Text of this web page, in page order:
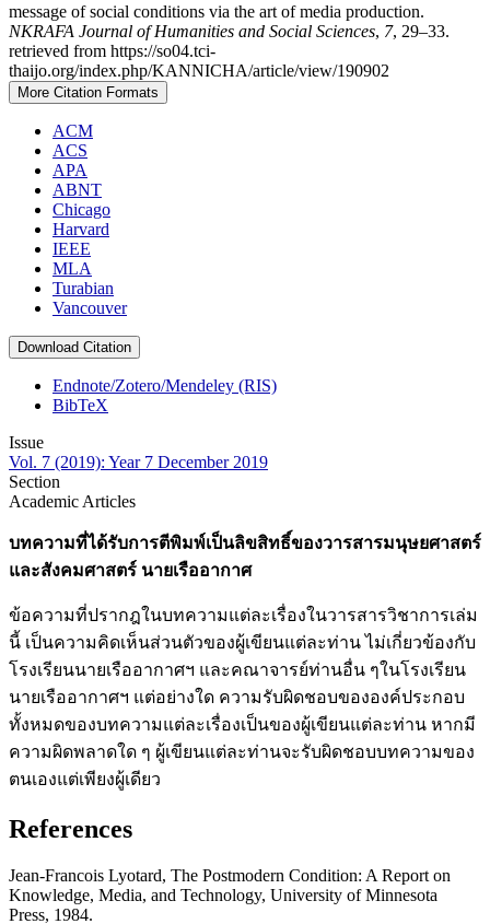
message of social conditions via the art of media production.
NKRAFA Journal of Humanities and Social Sciences, 7, 29–33.
retrieved from https://so04.tci-
thaijo.org/index.php/KANNICHA/article/view/190902
More Citation Formats
ACM
ACS
APA
ABNT
Chicago
Harvard
IEEE
MLA
Turabian
Vancouver
Download Citation
Endnote/Zotero/Mendeley (RIS)
BibTeX
Issue
Vol. 7 (2019): Year 7 December 2019
Section
Academic Articles
บทความที่ได้รับการตีพิมพ์เป็นลิขสิทธิ์ของวารสารมนุษยศาสตร์
และสังคมศาสตร์ นายเรืออากาศ
ข้อความที่ปรากฎในบทความแต่ละเรื่องในวารสารวิชาการเล่ม
นี้ เป็นความคิดเห็นส่วนตัวของผู้เขียนแต่ละท่าน ไม่เกี่ยวข้องกับ
โรงเรียนนายเรืออากาศฯ และคณาจารย์ท่านอื่น ๆในโรงเรียน
นายเรืออากาศฯ แต่อย่างใด ความรับผิดชอบขององค์ประกอบ
ทั้งหมดของบทความแต่ละเรื่องเป็นของผู้เขียนแต่ละท่าน หากมี
ความผิดพลาดใด ๆ ผู้เขียนแต่ละท่านจะรับผิดชอบบทความของ
ตนเองแต่เพียงผู้เดียว
References
Jean-Francois Lyotard, The Postmodern Condition: A Report on
Knowledge, Media, and Technology, University of Minnesota
Press, 1984.